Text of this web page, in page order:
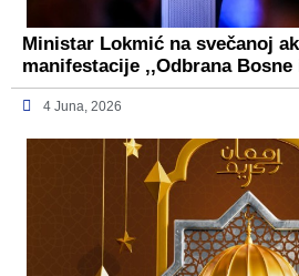
Ministar Lokmić na svečanoj
manifestacije ,,Odbrana
4 Juna, 2026